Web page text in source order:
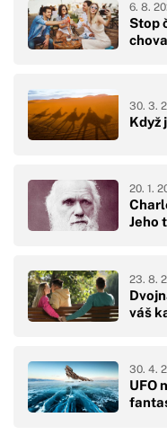
Stop
6. 8.
Když
30. 3.
Jeho
20. 1.
váš
23. 8.
UFO
30. 4.